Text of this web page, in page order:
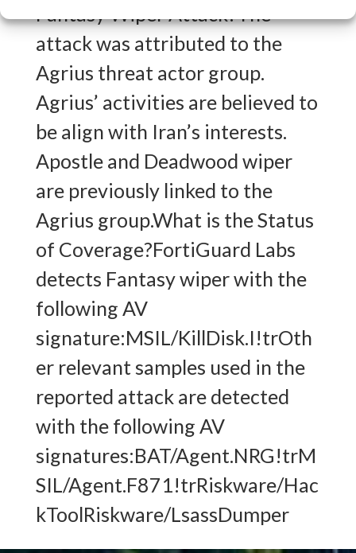
Fantasy Wiper Attack?The
attack was attributed to the
Agrius threat actor group.
Agrius’ activities are believed to
be align with Iran’s interests.
Apostle and Deadwood wiper
are previously linked to the
Agrius group.What is the Status
of Coverage?FortiGuard Labs
detects Fantasy wiper with the
following AV
signature:MSIL/KillDisk.I!trOth
er relevant samples used in the
reported attack are detected
with the following AV
signatures:BAT/Agent.NRG!trM
SIL/Agent.F871!trRiskware/Hac
kToolRiskware/LsassDumper